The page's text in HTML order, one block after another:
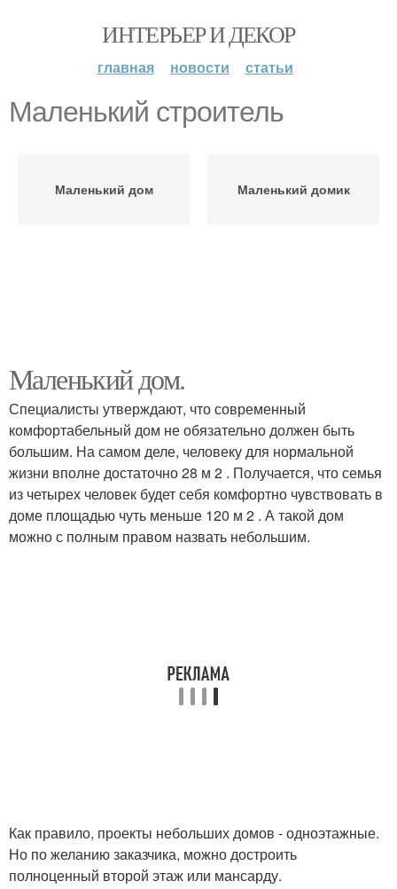
ИНТЕРЬЕР И ДЕКОР
главная новости статьи
Маленький строитель
Маленький дом Маленький домик
Маленький дом.
Специалисты утверждают, что современный
комфортабельный дом не обязательно должен быть
большим. На самом деле, человеку для нормальной
жизни вполне достаточно 28 м 2 . Получается, что семья
из четырех человек будет себя комфортно чувствовать в
доме площадью чуть меньше 120 м 2 . А такой дом
можно с полным правом назвать небольшим.
Как правило, проекты небольших домов - одноэтажные.
Но по желанию заказчика, можно достроить
полноценный второй этаж или мансарду.